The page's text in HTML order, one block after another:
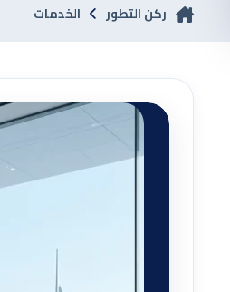
ركن التطور الخدمات